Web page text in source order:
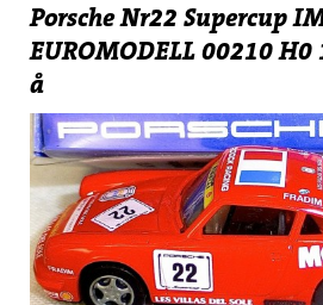
Porsche Nr22 Supercup
EUROMODELL 00210 H0
å